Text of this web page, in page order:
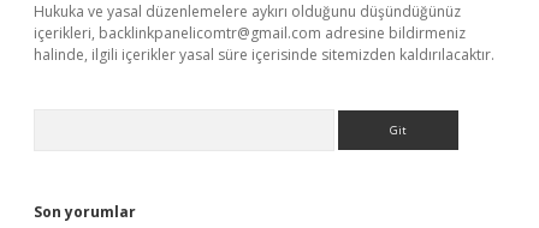
Hukuka ve yasal düzenlemelere aykırı olduğunu düşündüğünüz
içerikleri, backlinkpanelicomtr@gmail.com adresine bildirmeniz
halinde, ilgili içerikler yasal süre içerisinde sitemizden kaldırılacaktır.
Son yorumlar